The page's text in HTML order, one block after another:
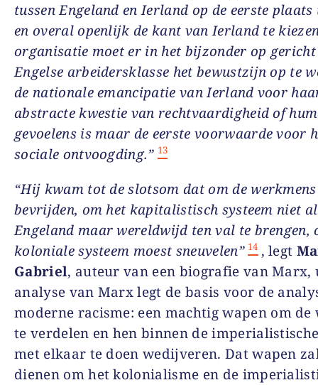
tussen Engeland en Ierland op de eerste plaats
en overal openlijk de kant van Ierland te
organisatie moet er in het bijzonder op
Engelse arbeidersklasse het bewustzijn op te
de nationale emancipatie van Ierland voor
abstracte kwestie van rechtvaardigheid of
gevoelens is maar de eerste voorwaarde voor
sociale ontvoogding.” 13
“Hij kwam tot de slotsom dat om de
bevrijden, om het kapitalistisch systeem niet
Engeland maar wereldwijd ten val te brengen,
koloniale systeem moest sneuvelen” 14 , legt
Gabriel, auteur van een biografie van Marx,
analyse van Marx legt de basis voor de
moderne racisme: een machtig wapen om de
te verdelen en hen binnen de
met elkaar te doen wedijveren. Dat wapen
dienen om het kolonialisme en de